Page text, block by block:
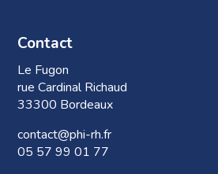
Contact
Le Fugon
rue Cardinal Richaud
33300 Bordeaux
contact@phi-rh.fr
05 57 99 01 77